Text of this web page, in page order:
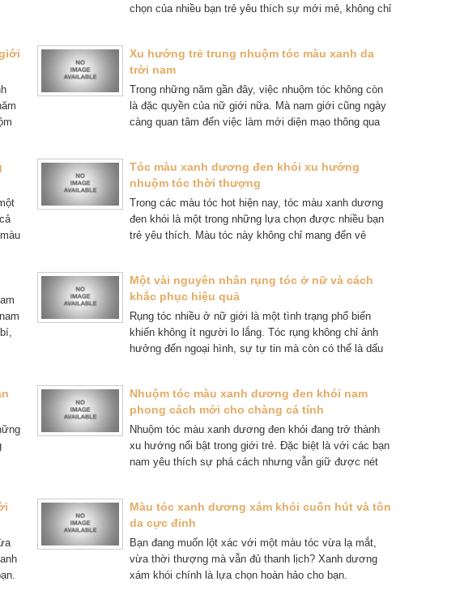
chọn của nhiều bạn trẻ yêu thích sự mới mẻ, không chỉ
Xu hướng trẻ trung nhuộm tóc màu xanh da
trời nam
Trong những năm gần đây, việc nhuộm tóc không còn
là đặc quyền của nữ giới nữa. Mà nam giới cũng ngày
càng quan tâm đến việc làm mới diện mạo thông qua
Tóc màu xanh dương đen khói xu hướng
nhuộm tóc thời thượng
Trong các màu tóc hot hiện nay, tóc màu xanh dương
đen khói là một trong những lựa chọn được nhiều bạn
trẻ yêu thích. Màu tóc này không chỉ mang đến vẻ
Một vài nguyên nhân rụng tóc ở nữ và cách
khắc phục hiệu quả
Rụng tóc nhiều ở nữ giới là một tình trạng phổ biến
khiến không ít người lo lắng. Tóc rụng không chỉ ảnh
hưởng đến ngoại hình, sự tự tin mà còn có thể là dấu
Nhuộm tóc màu xanh dương đen khói nam
phong cách mới cho chàng cá tính
Nhuộm tóc màu xanh dương đen khói đang trở thành
xu hướng nổi bật trong giới trẻ. Đặc biệt là với các bạn
nam yêu thích sự phá cách nhưng vẫn giữ được nét
đại và lớp khói lạnh giúp tổng thể mái tóc trở nên cuốn
hút và lạ mắt.
Màu tóc xanh dương xám khói cuốn hút và tôn
da cực đỉnh
Bạn đang muốn lột xác với một màu tóc vừa lạ mắt,
vừa thời thượng mà vẫn đủ thanh lịch? Xanh dương
xám khói chính là lựa chọn hoàn hảo cho bạn.